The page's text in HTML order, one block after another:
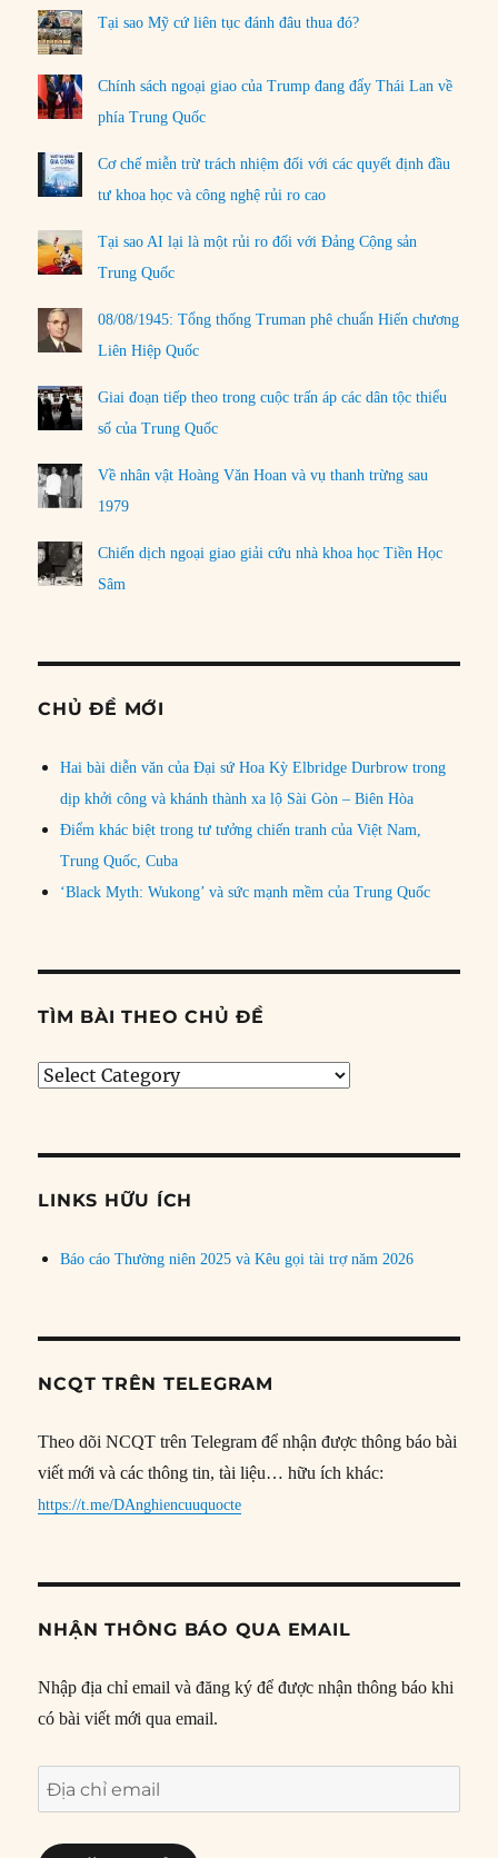
Tại sao Mỹ cứ liên tục đánh đâu thua đó?
Chính sách ngoại giao của Trump đang đẩy Thái Lan về
phía Trung Quốc
Cơ chế miễn trừ trách nhiệm đối với các quyết định đầu
tư khoa học và công nghệ rủi ro cao
Tại sao AI lại là một rủi ro đối với Đảng Cộng sản
Trung Quốc
08/08/1945: Tổng thống Truman phê chuẩn Hiến chương
Liên Hiệp Quốc
Giai đoạn tiếp theo trong cuộc trấn áp các dân tộc thiểu
số của Trung Quốc
Về nhân vật Hoàng Văn Hoan và vụ thanh trừng sau
1979
Chiến dịch ngoại giao giải cứu nhà khoa học Tiền Học
Sâm
CHỦ ĐỀ MỚI
Hai bài diễn văn của Đại sứ Hoa Kỳ Elbridge Durbrow trong
dịp khởi công và khánh thành xa lộ Sài Gòn – Biên Hòa
Điểm khác biệt trong tư tưởng chiến tranh của Việt Nam,
Trung Quốc, Cuba
‘Black Myth: Wukong’ và sức mạnh mềm của Trung Quốc
TÌM BÀI THEO CHỦ ĐỀ
Tìm
đề
LINKS HỮU ÍCH
Báo cáo Thường niên 2025 và Kêu gọi tài trợ năm 2026
NCQT TRÊN TELEGRAM
Theo dõi NCQT trên Telegram để nhận được thông báo bài
viết mới và các thông tin, tài liệu… hữu ích khác:
https://t.me/DAnghiencuuquocte
NHẬN THÔNG BÁO QUA EMAIL
Nhập địa chỉ email và đăng ký để được nhận thông báo khi
có bài viết mới qua email.
Địa
chỉ
email